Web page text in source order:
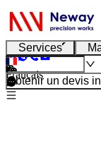
Services
Français
Obtenir un devis